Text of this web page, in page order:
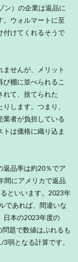
ン）の企業は返品に
。ウォルマートに至
付けてくれるそうで
せんが、メリット
棚に並べられるこ
れて、捨てられた
します。つまり、
業者が負担している
トは価格に織り込ま
品率は約20％でア
間にアメリカで返品
といいます。2023年
であれば、間違いな
日本の2023年度の
題で数値はぶれるも
弱となる計算です。